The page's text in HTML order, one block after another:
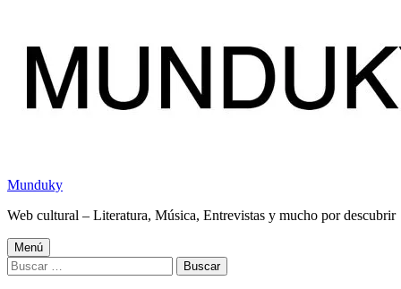
contenido
Munduky
Web cultural – Literatura, Música, Entrevistas y mucho por descubrir
Menú
principal
Menú
Buscar: